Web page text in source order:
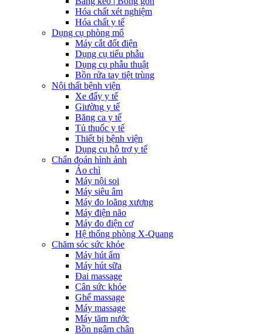
Hóa chất xét nghiệm
Hóa chất y tế
Dụng cụ phòng mổ
Máy cắt đốt điện
Dụng cụ tiểu phẫu
Dụng cụ phẫu thuật
Bồn rửa tay tiệt trùng
Nội thất bệnh viện
Xe đẩy y tế
Giường y tế
Băng ca y tế
Tủ thuốc y tế
Thiết bị bệnh viện
Dụng cụ hỗ trợ y tế
Chẩn đoán hình ảnh
Áo chì
Máy nội soi
Máy siêu âm
Máy đo loãng xương
Máy điện não
Máy đo điện cơ
Hệ thống phòng X-Quang
Chăm sóc sức khỏe
Máy hút ẩm
Máy hút sữa
Đai massage
Cân sức khỏe
Ghế massage
Máy massage
Máy tăm nước
Bồn ngâm chân